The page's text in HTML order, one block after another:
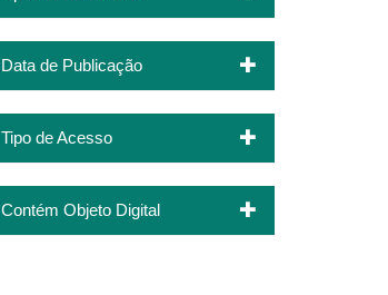
Data de Publicação
Tipo de Acesso
Contém Objeto Digital